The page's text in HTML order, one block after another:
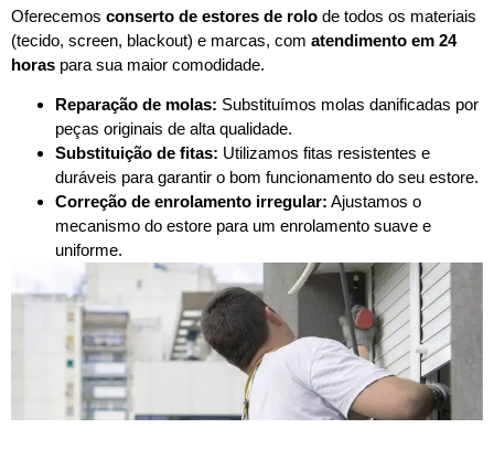
Oferecemos conserto de estores de rolo de todos os materiais
(tecido, screen, blackout) e marcas, com atendimento em 24
horas para sua maior comodidade.
Reparação de molas: Substituímos molas danificadas por
peças originais de alta qualidade.
Substituição de fitas: Utilizamos fitas resistentes e
duráveis para garantir o bom funcionamento do seu estore.
Correção de enrolamento irregular: Ajustamos o
mecanismo do estore para um enrolamento suave e
uniforme.